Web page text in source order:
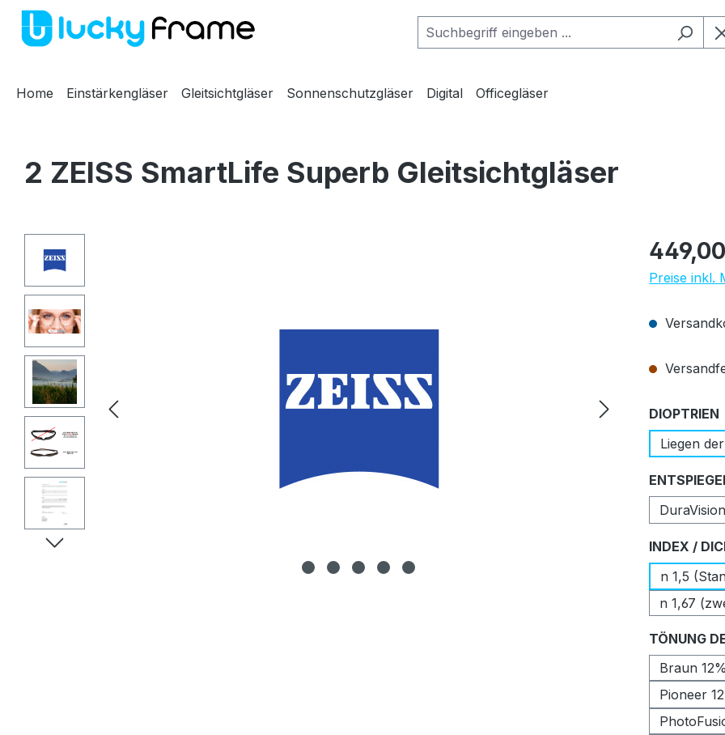
Hauptinhalt springen
Zur Suche springen
Zur Hauptnavigation springen
Home Einstärkengläser Gleitsichtgläser Sonnenschutzgläser Digital Officegläser
2 ZEISS SmartLife Superb Gleitsichtgläser
Regulärer
Preise inkl.
DIOPTRIEN
Liegen
INDEX /
n 1,5
n 1,67
TÖNUNG
Braun 12%
Pioneer